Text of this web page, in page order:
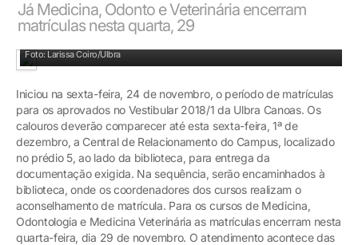
Já Medicina, Odonto e Veterinária encerram
matrículas nesta quarta, 29
Foto: Larissa Coiro/Ulbra
Iniciou na sexta-feira, 24 de novembro, o período de matrículas
para os aprovados no Vestibular 2018/1 da Ulbra Canoas. Os
calouros deverão comparecer até esta sexta-feira, 1ª de
dezembro, a Central de Relacionamento do Campus, localizado
no prédio 5, ao lado da biblioteca, para entrega da
documentação exigida. Na sequência, serão encaminhados à
biblioteca, onde os coordenadores dos cursos realizam o
aconselhamento de matrícula. Para os cursos de Medicina,
Odontologia e Medicina Veterinária as matrículas encerram nesta
quarta-feira, dia 29 de novembro. O atendimento acontece das